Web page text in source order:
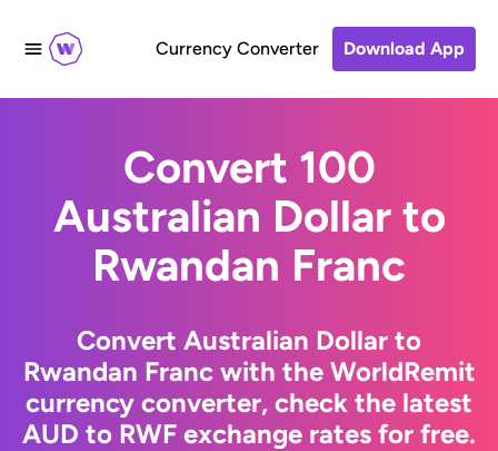
Currency Converter Download App
Convert 100
Australian Dollar to
Rwandan Franc
Convert Australian Dollar to
Rwandan Franc with the WorldRemit
currency converter, check the latest
AUD to RWF exchange rates for free.